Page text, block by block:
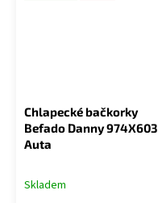
Chlapecké bačkorky
Befado Danny 974X603
Auta
Skladem